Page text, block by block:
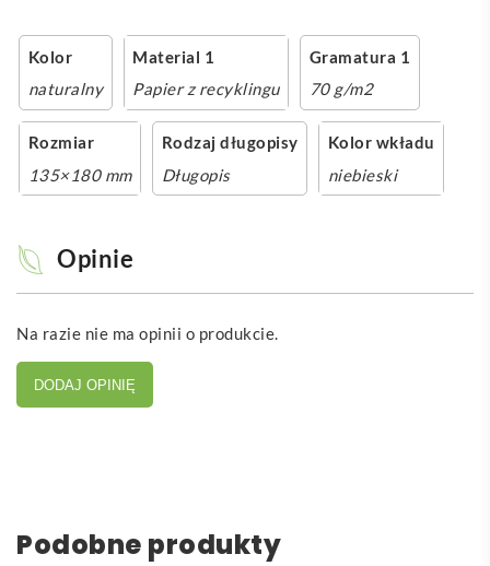
Kolor
naturalny
Material 1
Papier z recyklingu
Gramatura 1
70 g/m2
Rozmiar
135×180 mm
Rodzaj długopisy
Długopis
Kolor wkładu
niebieski
Opinie
Na razie nie ma opinii o produkcie.
DODAJ OPINIĘ
Podobne produkty